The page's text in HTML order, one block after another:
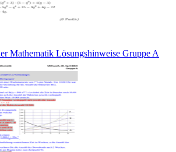
Mathematik Lösungshinweise Gruppe A